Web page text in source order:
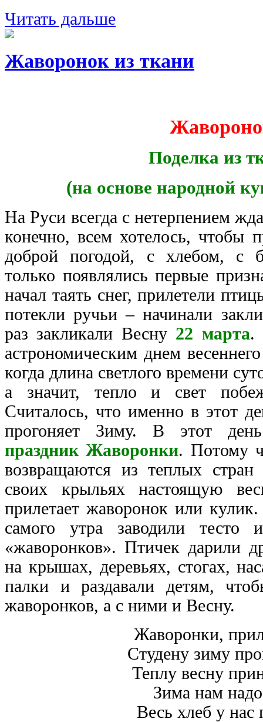
Читать дальше
Жаворонок из ткани
Поделка из
(на основе народной
На Руси всегда с нетерпением
конечно, всем хотелось, чтобы
доброй погодой, с хлебом, с
только появлялись первые
начал таять снег, прилетели
потекли ручьи – начинали
раз закликали Весну 22 марта.
астрономическим днем
когда длина светлого времени
а значит, тепло и свет
Считалось, что именно в этот
прогоняет Зиму. В этот
праздник Жаворонки. Потому
возвращаются из теплых
своих крыльях настоящую
прилетает жаворонок или
самого утра заводили
«жаворонков». Птичек дарили
на крышах, деревьях, стогах,
палки и раздавали детям,
жаворонков, а с ними и Весну.
Жаворонки,
Студену зиму
Теплу весну
Зима нам
Весь хлеб у нас